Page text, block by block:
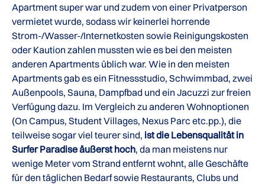
Apartment super war und zudem von einer Privatperson
vermietet wurde, sodass wir keinerlei horrende
Strom-/Wasser-/Internetkosten sowie Reinigungskosten
oder Kaution zahlen mussten wie es bei den meisten
anderen Apartments üblich war. Wie in den meisten
Apartments gab es ein Fitnessstudio, Schwimmbad, zwei
Außenpools, Sauna, Dampfbad und ein Jacuzzi zur freien
Verfügung dazu. Im Vergleich zu anderen Wohnoptionen
(On Campus, Student Villages, Nexus Parc etc.pp.), die
teilweise sogar viel teurer sind, ist die Lebensqualität in
Surfer Paradise äußerst hoch, da man meistens nur
wenige Meter vom Strand entfernt wohnt, alle Geschäfte
für den täglichen Bedarf sowie Restaurants, Clubs und